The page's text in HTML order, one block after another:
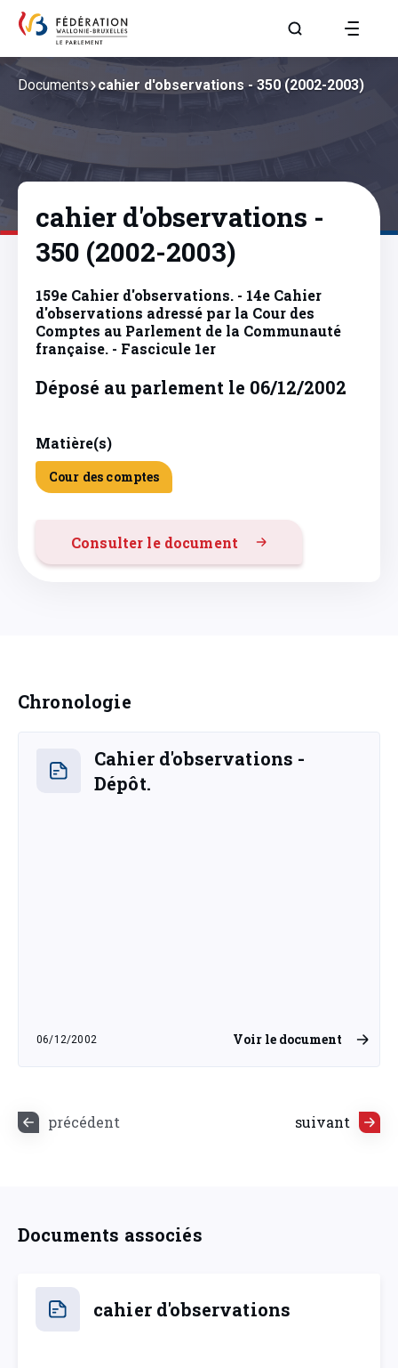
Aller à la page
Documents cahier d'observations - 350 (2002-2003)
cahier d'observations -
350 (2002-2003)
159e Cahier d'observations. - 14e Cahier
d'observations adressé par la Cour des
Comptes au Parlement de la Communauté
française. - Fascicule 1er
Déposé au parlement le 06/12/2002
Matière(s)
Cour des comptes
Consulter le document
Chronologie
Cahier d'observations -
Dépôt.
06/12/2002
vendredi 6 décembre 2002
Voir le document
précédent suivant
Documents associés
cahier d'observations